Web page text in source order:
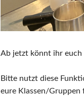
Ab jetzt könnt ihr euch
Bitte nutzt diese
eure Klassen/Gruppen